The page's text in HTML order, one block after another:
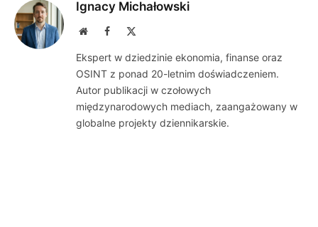
Ignacy Michałowski
WebsiteFacebook
Ekspert w dziedzinie ekonomia, finanse oraz
OSINT z ponad 20-letnim doświadczeniem.
Autor publikacji w czołowych
międzynarodowych mediach, zaangażowany w
globalne projekty dziennikarskie.